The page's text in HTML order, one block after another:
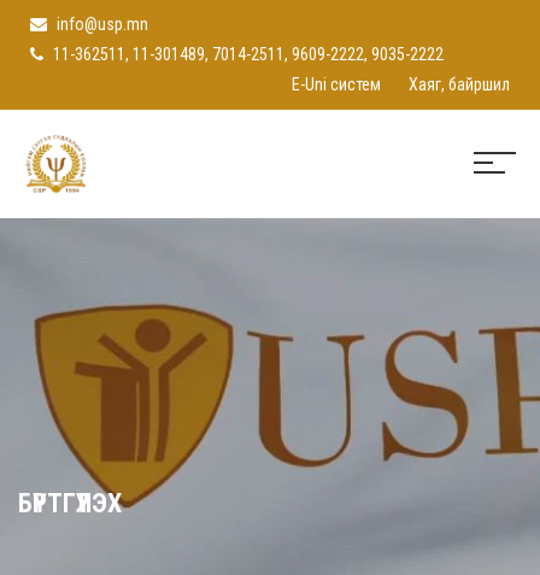
info@usp.mn
11-362511, 11-301489, 7014-2511, 9609-2222, 9035-2222
E-Uni систем
Хаяг, байршил
БҮРТГҮҮЛЭХ